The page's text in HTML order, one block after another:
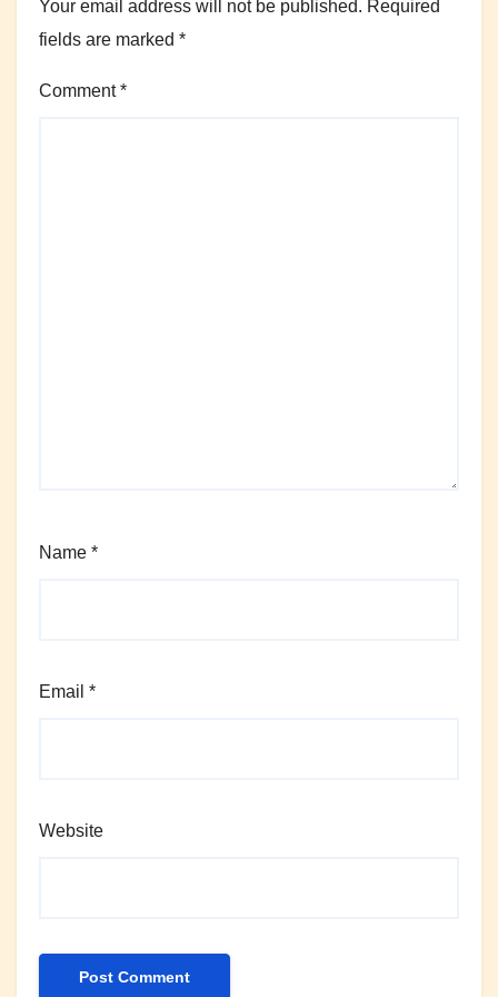
Your email address will not be published. Required
fields are marked *
Comment*
Name *
Email *
Website